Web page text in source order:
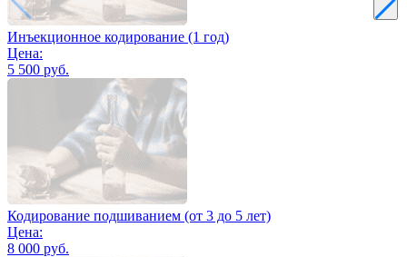
Инъекционное кодирование (1 год)
Цена:
5 500 руб.
Кодирование подшиванием (от 3 до 5 лет)
Цена:
8 000 руб.